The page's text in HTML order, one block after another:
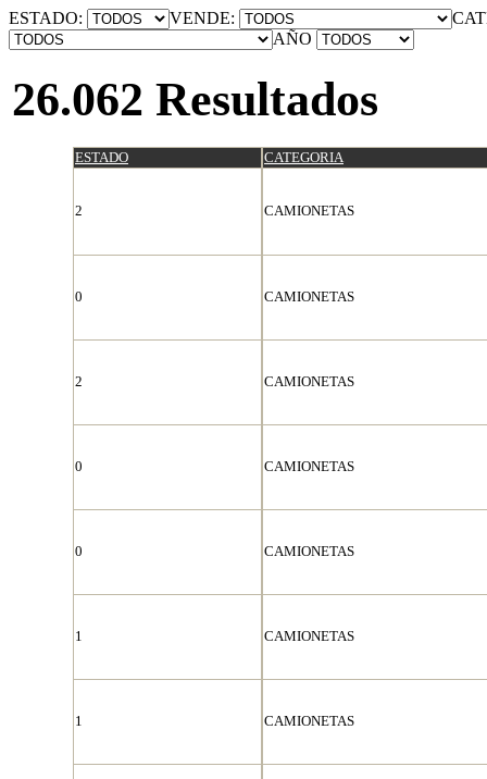
ESTADO: VENDE:
AÑO
26.062 Resultados
ESTADO CATEGORIA
2 CAMIONETAS
0 CAMIONETAS
2 CAMIONETAS
0 CAMIONETAS
0 CAMIONETAS
1 CAMIONETAS
1 CAMIONETAS